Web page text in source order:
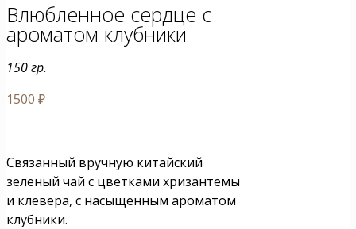
Влюбленное сердце с
ароматом клубники
150 гр.
1500 ₽
Связанный вручную китайский
зеленый чай с цветками хризантемы
и клевера, с насыщенным ароматом
клубники.